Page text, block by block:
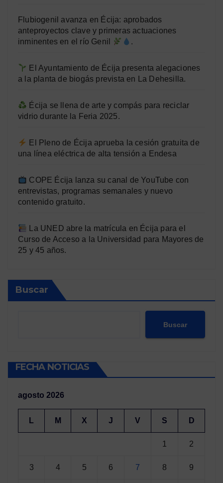
Flubiogenil avanza en Écija: aprobados
anteproyectos clave y primeras actuaciones
inminentes en el río Genil
.
El Ayuntamiento de Écija presenta alegaciones
a la planta de biogás prevista en La Dehesilla.
Écija se llena de arte y compás para reciclar
vidrio durante la Feria 2025.
El Pleno de Écija aprueba la cesión gratuita de
una línea eléctrica de alta tensión a Endesa
COPE Écija lanza su canal de YouTube con
entrevistas, programas semanales y nuevo
contenido gratuito.
La UNED abre la matrícula en Écija para el
Curso de Acceso a la Universidad para Mayores de
25 y 45 años.
Buscar
Buscar
FECHA NOTICIAS
agosto 2026
L M X J V S D
1 2
3 4 5 6 7 8 9